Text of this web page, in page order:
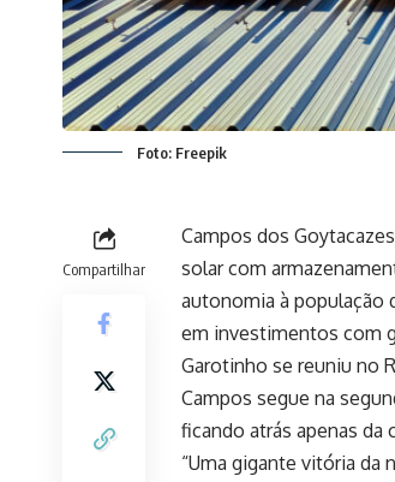
Foto: Freepik
Compartilhar
Campos dos
solar com
autonomia à população
em investimentos com
Garotinho se reuniu no
Campos segue na
ficando atrás apenas da
“Uma gigante vitória da